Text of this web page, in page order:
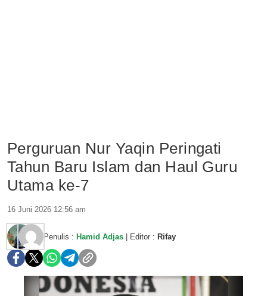
Perguruan Nur Yaqin Peringati
Tahun Baru Islam dan Haul Guru
Utama ke-7
16 Juni 2026 12:56 am
Penulis : Hamid Adjas | Editor : Rifay